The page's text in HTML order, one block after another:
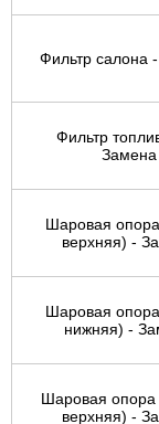
Фильтр салона
Фильтр
Замена
Шаровая
верхняя) -
Шаровая
нижняя) -
Шаровая опора
верхняя) -